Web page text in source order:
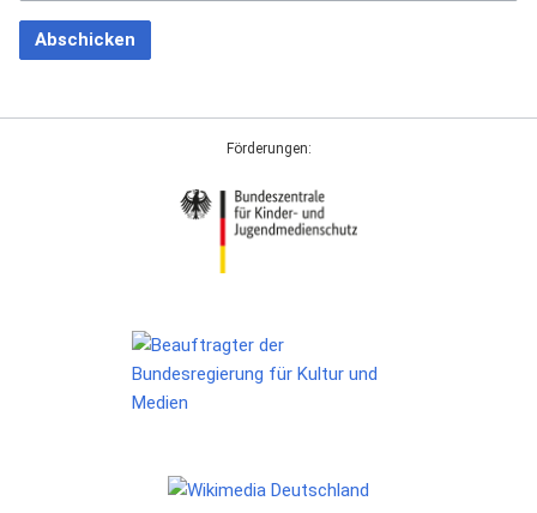
Abschicken
Förderungen: